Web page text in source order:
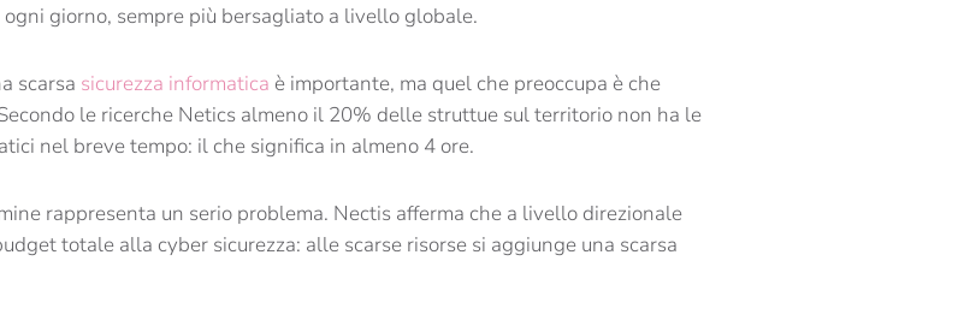
giorno, sempre più bersagliato a livello globale.
scarsa sicurezza informatica è importante, ma quel che preoccupa è che
le ricerche Netics almeno il 20% delle struttue sul territorio non ha le
nel breve tempo: il che significa in almeno 4 ore.
rappresenta un serio problema. Nectis afferma che a livello direzionale
totale alla cyber sicurezza: alle scarse risorse si aggiunge una scarsa